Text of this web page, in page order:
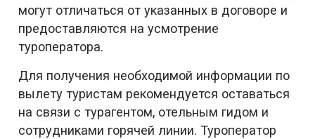
могут отличаться от указанных в договоре и
предоставляются на усмотрение
туроператора.
Для получения необходимой информации по
вылету туристам рекомендуется оставаться
на связи с турагентом, отельным гидом и
сотрудниками горячей линии. Туроператор